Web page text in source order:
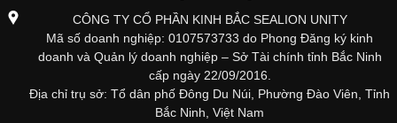
CÔNG TY CỔ PHẦN KINH BẮC SEALION UNITY
Mã số doanh nghiệp: 0107573733 do Phong Đăng ký kinh
doanh và Quản lý doanh nghiệp – Sở Tài chính tỉnh Bắc Ninh
cấp ngày 22/09/2016.
Địa chỉ trụ sở: Tổ dân phố Đông Du Núi, Phường Đào Viên, Tỉnh
Bắc Ninh, Việt Nam